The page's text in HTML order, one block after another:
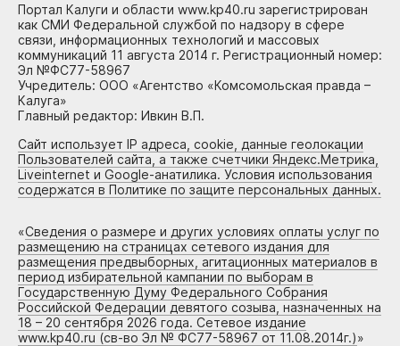
Портал Калуги и области www.kp40.ru зарегистрирован
как СМИ Федеральной службой по надзору в сфере
связи, информационных технологий и массовых
коммуникаций 11 августа 2014 г. Регистрационный номер:
Эл №ФС77-58967
Учредитель: ООО «Агентство «Комсомольская правда –
Калуга»
Главный редактор: Ивкин В.П.
Сайт использует IP адреса, cookie, данные геолокации
Пользователей сайта, а также счетчики Яндекс.Метрика,
Liveinternet и Google-анатилика. Условия использования
содержатся в Политике по защите персональных данных.
«Сведения о размере и других условиях оплаты услуг по
размещению на страницах сетевого издания для
размещения предвыборных, агитационных материалов в
период избирательной кампании по выборам в
Государственную Думу Федерального Собрания
Российской Федерации девятого созыва, назначенных на
18 – 20 сентября 2026 года. Сетевое издание
www.kp40.ru (св-во Эл № ФС77-58967 от 11.08.2014г.)»